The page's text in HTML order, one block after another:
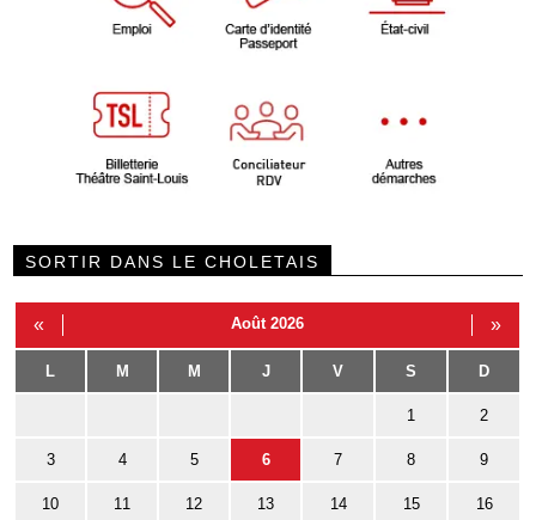
SORTIR DANS LE CHOLETAIS
« Août 2026 »
L M M J V S D
1 2
3 4 5 6 7 8 9
10 11 12 13 14 15 16